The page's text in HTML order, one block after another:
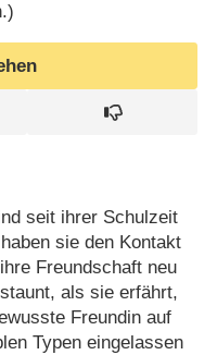
seit ihrer Schulzeit
sie den Kontakt
Freundschaft neu
als sie erfährt,
Freundin auf
Typen eingelassen